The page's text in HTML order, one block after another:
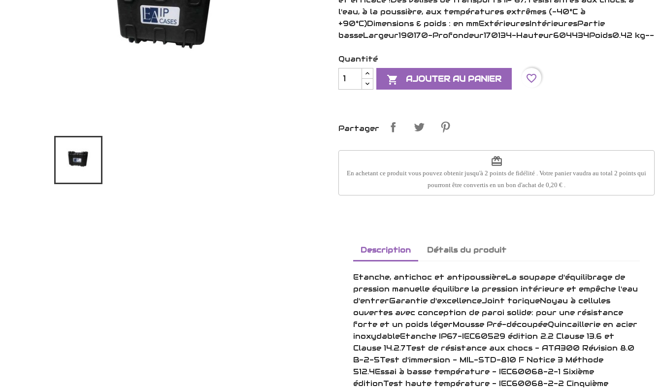
l'eau, à la poussière, aux températures extrêmes (-40°C à
+90°C)Dimensions & poids : en mmExtérieuresIntérieuresPartie
basseLargeur190170-Profondeur170134-Hauteur604434Poids0.42 kg--
Quantité
 AJOUTER AU PANIER favorite_border
Partager
redeem
En achetant ce produit vous pouvez obtenir jusqu'à 2 points de fidélité . Votre panier vaudra au total 2 points qui
pourront être convertis en un bon d'achat de 0,20 €
Description Détails du produit
Etanche, antichoc et antipoussièreLa soupape d'équilibrage de
pression manuelle équilibre la pression intérieure et empêche l'eau
d'entrerGarantie d'excellenceJoint toriqueNoyau à cellules
ouvertes avec conception de paroi solide: pour une résistance
forte et un poids légerMousse Pré-découpéeQuincaillerie en acier
inoxydableEtanche IP67-IEC60529 édition 2.2 Clause 13.6 et
Clause 14.2.7Test de résistance aux chocs - ATA300 Révision 8.0
B-2-5Test d'immersion - MIL-STD-810 F Notice 3 Méthode
512.4Essai à basse température - IEC60068-2-1 Sixième
éditionTest haute température - IEC60068-2-2 Cinquième